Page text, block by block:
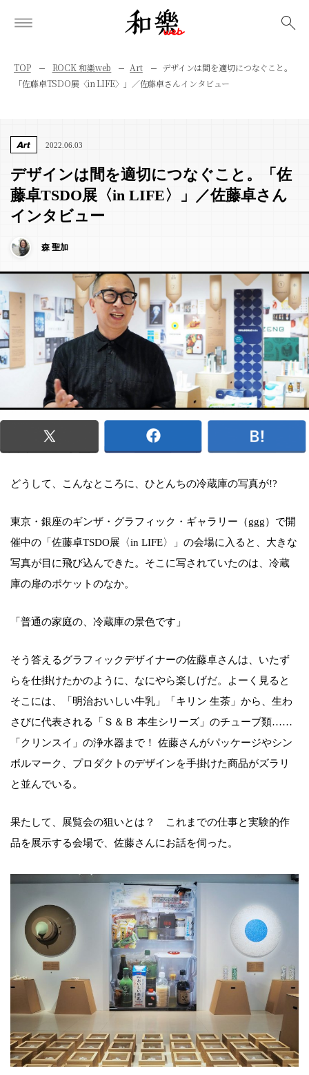
TOP ROCK 和樂web Art
デザインは間を適切につなぐこと。
「佐藤卓TSDO展〈in LIFE〉」／佐藤卓さんインタビュー
Art 2022.06.03
デザインは間を適切につなぐこと。「佐
藤卓TSDO展〈in LIFE〉」／佐藤卓さん
インタビュー
森 聖加
どうして、こんなところに、ひとんちの冷蔵庫の写真が!?
東京・銀座のギンザ・グラフィック・ギャラリー（ggg）で開
催中の「佐藤卓TSDO展〈in LIFE〉」の会場に入ると、大きな
写真が目に飛び込んできた。そこに写されていたのは、冷蔵
庫の扉のポケットのなか。
「普通の家庭の、冷蔵庫の景色です」
そう答えるグラフィックデザイナーの佐藤卓さんは、いたず
らを仕掛けたかのように、なにやら楽しげだ。よーく見ると
そこには、「明治おいしい牛乳」「キリン 生茶」から、生わ
さびに代表される「Ｓ＆Ｂ 本生シリーズ」のチューブ類……
「クリンスイ」の浄水器まで！ 佐藤さんがパッケージやシン
ボルマーク、プロダクトのデザインを手掛けた商品がズラリ
と並んでいる。
果たして、展覧会の狙いとは？ これまでの仕事と実験的作
品を展示する会場で、佐藤さんにお話を伺った。